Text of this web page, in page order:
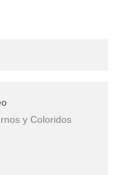
y Coloridos